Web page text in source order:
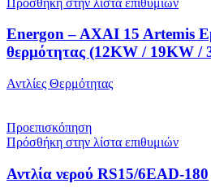
Energon – AXAI 15 Artemis
θερμότητας (12KW / 19KW /
Αντλίες Θερμότητας
Προεπισκόπηση
Πρόσθήκη στην λίστα επιθυμιών
Αντλία νερού RS15/6EAD-180